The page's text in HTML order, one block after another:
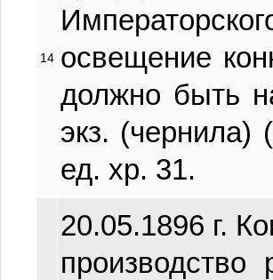
14 освещение
должно быть
экз.
ед. хр. 31.
20.05.1896 г.